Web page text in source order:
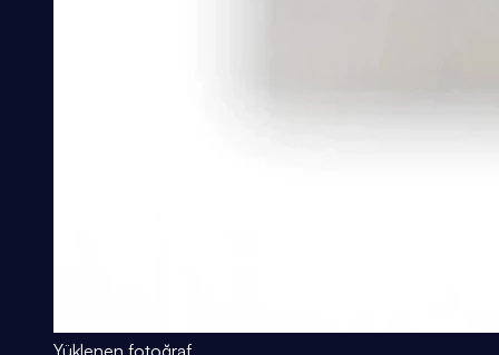
Yüklenen fotoğraf